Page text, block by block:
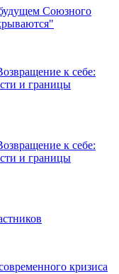
Союзного
к себе:
и границы
к себе:
и границы
кризиса